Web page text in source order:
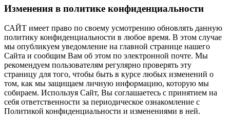
Изменения в политике конфиденциальности
САЙТ имеет право по своему усмотрению обновлять данную
политику конфиденциальности в любое время. В этом случае
мы опубликуем уведомление на главной странице нашего
Сайта и сообщим Вам об этом по электронной почте. Мы
рекомендуем пользователям регулярно проверять эту
страницу для того, чтобы быть в курсе любых изменений о
том, как мы защищаем личную информацию, которую мы
собираем. Используя Сайт, Вы соглашаетесь с принятием на
себя ответственности за периодическое ознакомление с
Политикой конфиденциальности и изменениями в ней.